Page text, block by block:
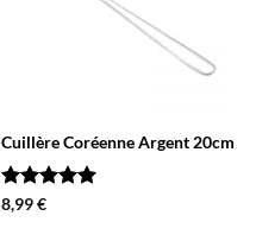
Cuillère Coréenne Argent 20cm
Note
8,99€